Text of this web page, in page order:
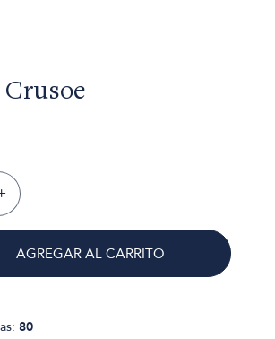
AGREGAR AL CARRITO
80